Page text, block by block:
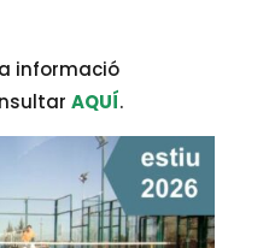
informació
AQUÍ.